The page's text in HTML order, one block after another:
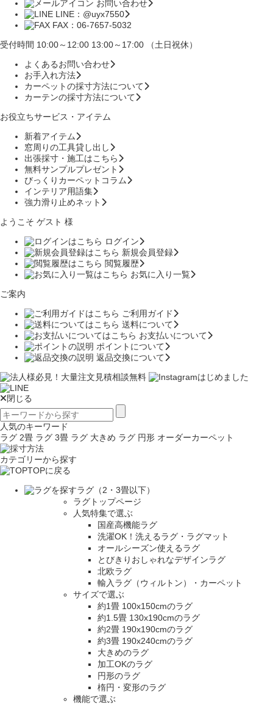
お問い合わせ
LINE：@uyx7550
FAX：06-7657-5032
受付時間 10:00～12:00 13:00～17:00 （土日祝休）
よくあるお問い合わせ
お手入れ方法
カーペットの採寸方法について
カーテンの採寸方法について
お役立ちサービス・アイテム
新着アイテム
窓周りの工具貸し出し
出張採寸・施工はこちら
無料サンプルプレゼント
びっくりカーペットコラム
インテリア用語集
強力滑り止めネット
ようこそ ゲスト 様
ログイン
新規会員登録
閲覧履歴
お気に入り一覧
ご案内
ご利用ガイド
送料について
お支払いについて
ポイントについて
返品交換について
閉じる
人気のキーワード
ラグ 2畳 ラグ 3畳 ラグ 大きめ ラグ 円形 オーダーカーペット
カテゴリーから探す
TOPに戻る
ラグ（2・3畳以下）
ラグトップページ
人気特集で選ぶ
国産高機能ラグ
洗濯OK！洗えるラグ・ラグマット
オールシーズン使えるラグ
とびきりおしゃれなデザインラグ
北欧ラグ
輸入ラグ（ウィルトン）・カーペット
サイズで選ぶ
約1畳 100x150cmのラグ
約1.5畳 130x190cmのラグ
約2畳 190x190cmのラグ
約3畳 190x240cmのラグ
大きめのラグ
加工OKのラグ
円形のラグ
楕円・変形のラグ
機能で選ぶ